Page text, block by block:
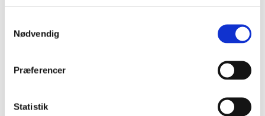
Nødvendig
Præferencer
Statistik
Find finanslove og statsregnskaber her.